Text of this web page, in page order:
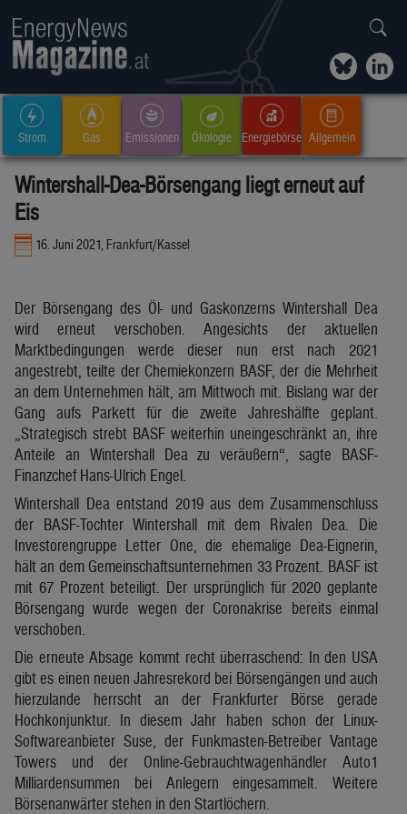
Strom Gas Emissionen Ökologie Energiebörse Allgemein
Wintershall-Dea-Börsengang liegt erneut auf
Eis
16. Juni 2021, Frankfurt/Kassel
Der Börsengang des Öl- und Gaskonzerns Wintershall Dea
wird erneut verschoben. Angesichts der aktuellen
Marktbedingungen werde dieser nun erst nach 2021
angestrebt, teilte der Chemiekonzern BASF, der die Mehrheit
an dem Unternehmen hält, am Mittwoch mit. Bislang war der
Gang aufs Parkett für die zweite Jahreshälfte geplant.
„Strategisch strebt BASF weiterhin uneingeschränkt an, ihre
Anteile an Wintershall Dea zu veräußern“, sagte BASF-
Finanzchef Hans-Ulrich Engel.
Wintershall Dea entstand 2019 aus dem Zusammenschluss
der BASF-Tochter Wintershall mit dem Rivalen Dea. Die
Investorengruppe Letter One, die ehemalige Dea-Eignerin,
hält an dem Gemeinschaftsunternehmen 33 Prozent. BASF ist
mit 67 Prozent beteiligt. Der ursprünglich für 2020 geplante
Börsengang wurde wegen der Coronakrise bereits einmal
verschoben.
Die erneute Absage kommt recht überraschend: In den USA
gibt es einen neuen Jahresrekord bei Börsengängen und auch
hierzulande herrscht an der Frankfurter Börse gerade
Hochkonjunktur. In diesem Jahr haben schon der Linux-
Softwareanbieter Suse, der Funkmasten-Betreiber Vantage
Towers und der Online-Gebrauchtwagenhändler Auto1
Milliardensummen bei Anlegern eingesammelt. Weitere
Börsenanwärter stehen in den Startlöchern.